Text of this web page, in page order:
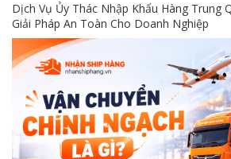
Dịch Vụ Ủy Thác Nhập Khẩu Hàng Trung
Giải Pháp An Toàn Cho Doanh Nghiệp